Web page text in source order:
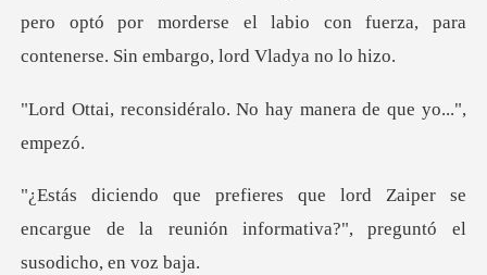
pero optó por morderse el labio con fuerza, pa
éralo. No hay manera
aiper se
encargue de la reunión informati